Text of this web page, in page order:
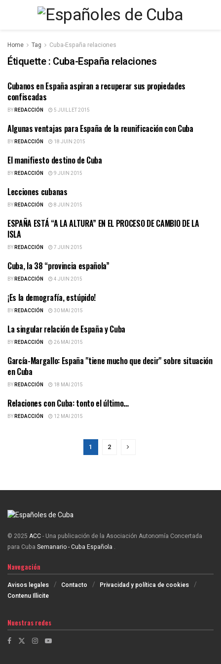
Home Tag Cuba-España relaciones
Étiquette : Cuba-España relaciones
ESPAÑOLES DE CUBA
Cubanos en España aspiran a recuperar sus propiedades
confiscadas
BYREDACCIÓN 5 JUILLET 2015
EDITORIAL
Algunas ventajas para España de la reunificación con Cuba
BYREDACCIÓN 18 JUIN 2015
ESPAÑOLES DE CUBA
El manifiesto destino de Cuba
BYREDACCIÓN 9 JUIN 2015
ESPAÑOLES DE CUBA
Lecciones cubanas
BYREDACCIÓN 8 JUIN 2015
ESPAÑOLES DE CUBA
ESPAÑA ESTÁ “A LA ALTURA” EN EL PROCESO DE CAMBIO DE LA
ISLA
BYREDACCIÓN 7 JUIN 2015
ESPAÑOLES DE CUBA
Cuba, la 38 “provincia española”
BYREDACCIÓN 4 JUIN 2015
ESPAÑOLES DE CUBA
¡Es la demografía, estúpido!
BYREDACCIÓN 30 MAI 2015
ESPAÑOLES DE CUBA
La singular relación de España y Cuba
BYREDACCIÓN 26 MAI 2015
ESPAÑOLES DE CUBA
García-Margallo: España "tiene mucho que decir" sobre situación
en Cuba
BYREDACCIÓN 18 MAI 2015
ESPAÑOLES DE CUBA
Relaciones con Cuba: tonto el último…
BYREDACCIÓN 12 MAI 2015
1 2
© 2025 ACC- Una publicación de la Asociación Autonomía Concertada
para Cuba Semanario - Cuba Española .
Navegación
Avisos legales Contacto
Privacidad y política de cookies
Contenu Illicite
Nuestras redes